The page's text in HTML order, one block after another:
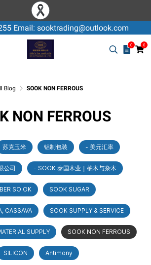
Email: sooktrading@outlook.com
0 0
Blog SOOK NON FERROUS
NON FERROUS
苏克玉米 铝制包装 - 美元汇率
公司 - SOOK 泰国木业｜柚木与杂木
SO OK SOOK SUGAR
CASSAVA SOOK SUPPLY & SERVICE
SUPPLY SOOK NON FERROUS
SILICON Antimony